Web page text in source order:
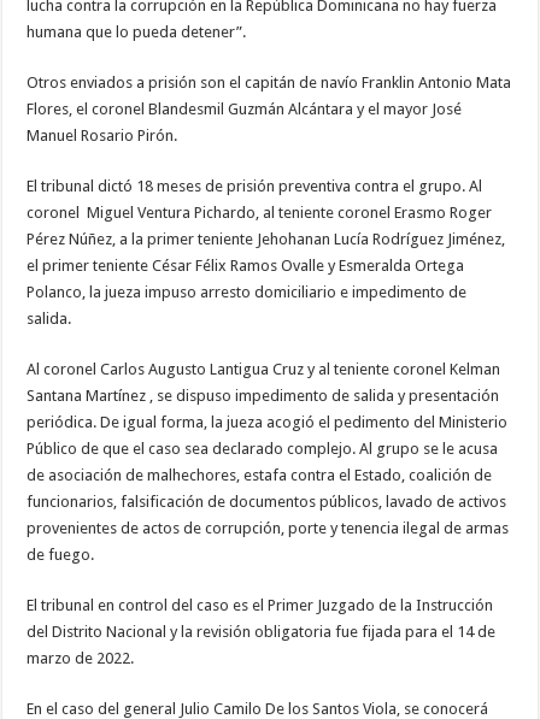
lucha contra la corrupción en la República Dominicana no hay fuerza
humana que lo pueda detener”.
Otros enviados a prisión son el capitán de navío Franklin Antonio Mata
Flores, el coronel Blandesmil Guzmán Alcántara y el mayor José
Manuel Rosario Pirón.
El tribunal dictó 18 meses de prisión preventiva contra el grupo. Al
coronel Miguel Ventura Pichardo, al teniente coronel Erasmo Roger
Pérez Núñez, a la primer teniente Jehohanan Lucía Rodríguez Jiménez,
el primer teniente César Félix Ramos Ovalle y Esmeralda Ortega
Polanco, la jueza impuso arresto domiciliario e impedimento de
salida.
Al coronel Carlos Augusto Lantigua Cruz y al teniente coronel Kelman
Santana Martínez , se dispuso impedimento de salida y presentación
periódica. De igual forma, la jueza acogió el pedimento del Ministerio
Público de que el caso sea declarado complejo. Al grupo se le acusa
de asociación de malhechores, estafa contra el Estado, coalición de
funcionarios, falsificación de documentos públicos, lavado de activos
provenientes de actos de corrupción, porte y tenencia ilegal de armas
de fuego.
El tribunal en control del caso es el Primer Juzgado de la Instrucción
del Distrito Nacional y la revisión obligatoria fue fijada para el 14 de
marzo de 2022.
En el caso del general Julio Camilo De los Santos Viola, se conocerá